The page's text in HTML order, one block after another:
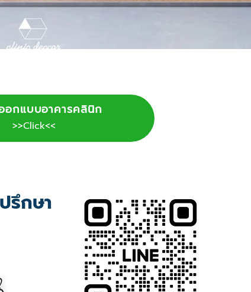
อกแบบอาคารคลินิก
>>Click<<
รึกษา